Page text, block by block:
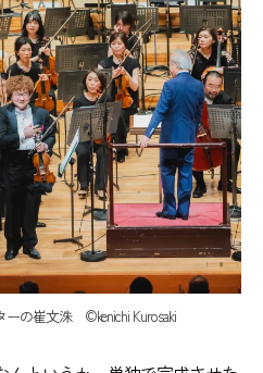
の崔文洙 ©kenichi Kurosaki